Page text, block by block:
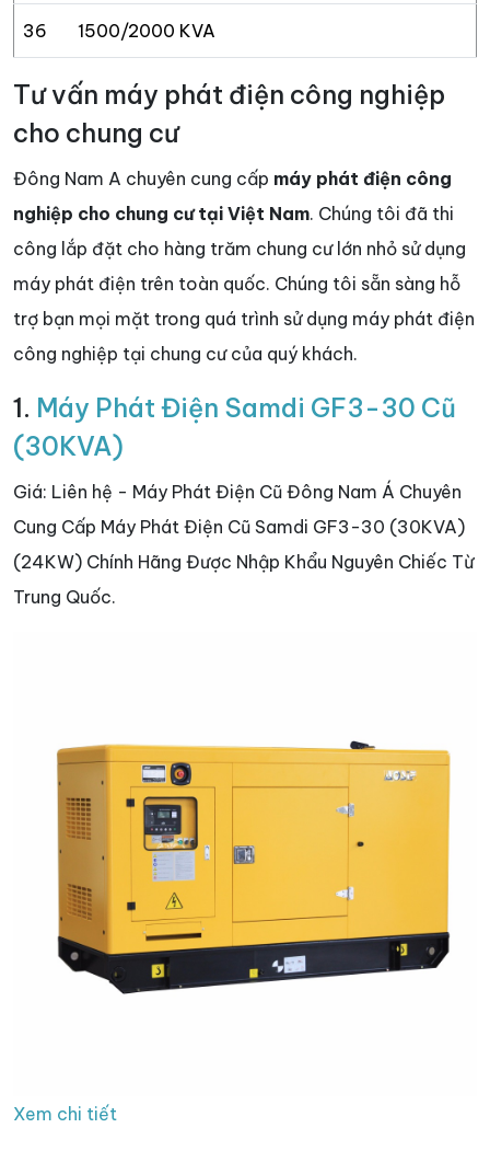
36 1500/2000 KVA
Tư vấn máy phát điện công nghiệp
cho chung cư
Đông Nam A chuyên cung cấp máy phát điện công
nghiệp cho chung cư tại Việt Nam. Chúng tôi đã thi
công lắp đặt cho hàng trăm chung cư lớn nhỏ sử dụng
máy phát điện trên toàn quốc. Chúng tôi sẵn sàng hỗ
trợ bạn mọi mặt trong quá trình sử dụng máy phát điện
công nghiệp tại chung cư của quý khách.
1. Máy Phát Điện Samdi GF3-30 Cũ
(30KVA)
Giá: Liên hệ - Máy Phát Điện Cũ Đông Nam Á Chuyên
Cung Cấp Máy Phát Điện Cũ Samdi GF3-30 (30KVA)
(24KW) Chính Hãng Được Nhập Khẩu Nguyên Chiếc Từ
Trung Quốc.
Xem chi tiết